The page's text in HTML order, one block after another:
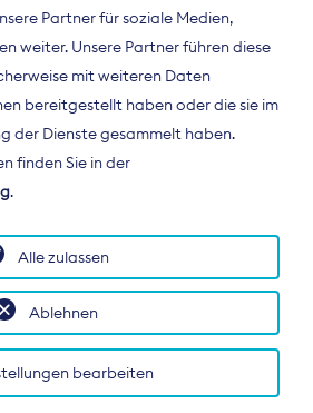
Digitalpublisher und
vertritt als
Interessen der
EU-Ebene.
All rights reserved.
Partner für soziale Medien,
weiter. Unsere Partner führen diese
mit weiteren Daten
bereitgestellt haben oder die sie im
der Dienste gesammelt haben.
finden Sie in der
.
bearbeiten
Ablehnen
Alle zulassen